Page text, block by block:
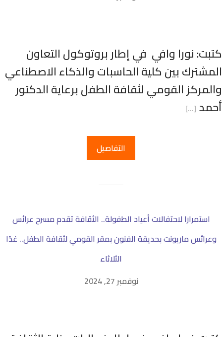
نورا وافي في إطار بروتوكول التعاون
بين كلية الحاسبات والذكاء الاصطناعي
القومي لثقافة الطفل برعاية الدكتور
[…]
التفاصيل
استمرارا لاحتفالات أعياد الطفولة.. الثقافة تقدم مسرح عرائس
وعرائس ماريونت بحديقة الفنون بمقر القومي لثقافة الطفل.. غدًا
الثلاثاء
نوفمبر 27, 2024